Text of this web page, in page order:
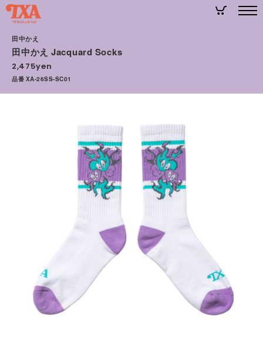
田中かえ
田中かえ Jacquard Socks
2,475yen
品番 XA-26SS-SC01